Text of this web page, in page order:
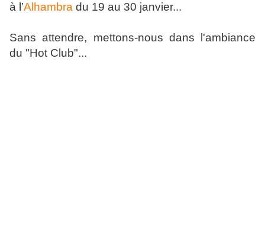
à l’Alhambra du 19 au 30 janvier...
Sans attendre, mettons-nous dans l'ambiance
du "Hot Club"...